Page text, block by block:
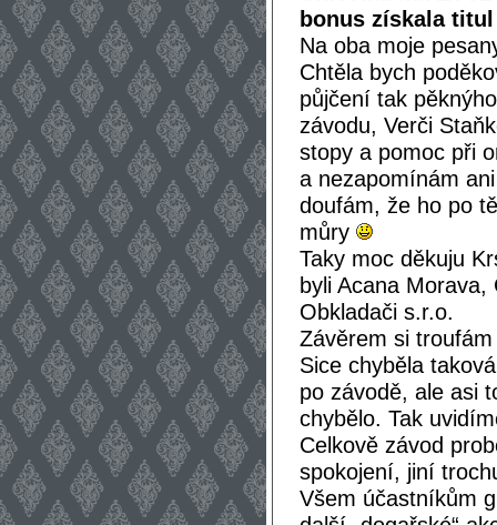
bonus získala
Na oba moje
Chtěla bych
půjčení tak
závodu, Verči
stopy a pomoc při
a nezapomínám
doufám, že ho po
můry
Taky moc děkuju
byli Acana
Obkladači s.r.o.
Závěrem si
Sice chyběla
po závodě, ale asi
chybělo. Tak
Celkově závod
spokojení, jiní
Všem účastníkům